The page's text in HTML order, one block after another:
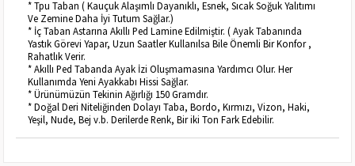
* Tpu Taban ( Kauçuk Alaşımlı Dayanıklı, Esnek, Sıcak Soğuk Yalıtımı
Ve Zemine Daha İyi Tutum Sağlar.)
* İç Taban Astarına Akıllı Ped Lamine Edilmiştir. ( Ayak Tabanında
Yastık Görevi Yapar, Uzun Saatler Kullanılsa Bile Önemli Bir Konfor ,
Rahatlık Verir.
* Akıllı Ped Tabanda Ayak İzi Oluşmamasına Yardımcı Olur. Her
Kullanımda Yeni Ayakkabı Hissi Sağlar.
* Ürünümüzün Tekinin Ağırlığı 150 Gramdır.
* Doğal Deri Niteliğinden Dolayı Taba, Bordo, Kırmızı, Vizon, Haki,
Yeşil, Nude, Bej v.b. Derilerde Renk, Bir iki Ton Fark Edebilir.